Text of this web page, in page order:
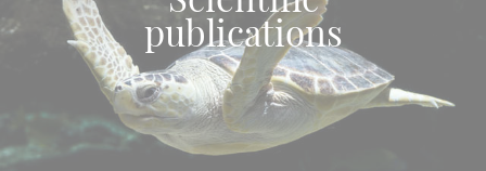
publications